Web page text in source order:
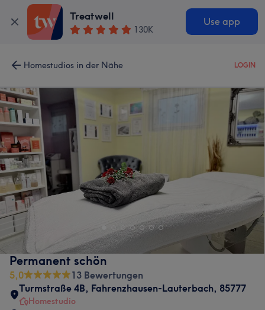
Treatwell
130K
Use app
Homestudios in der Nähe LOGIN
Permanent schön
5,0
13 Bewertungen
Turmstraße 4B, Fahrenzhausen-Lauterbach, 85777
Homestudio